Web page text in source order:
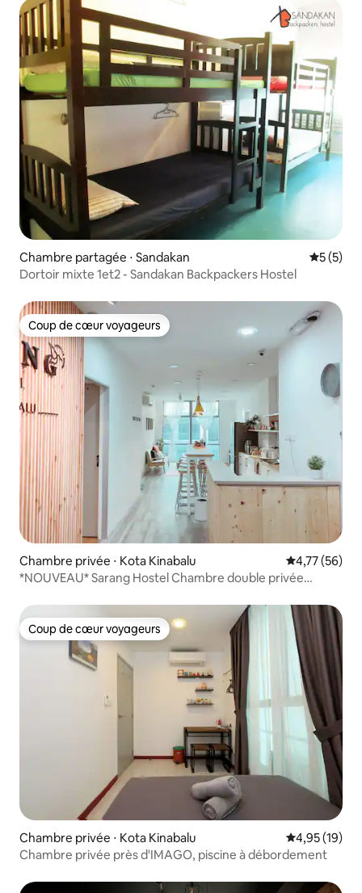
Chambre partagée ⋅ Sandakan
5 (5)
Dortoir mixte 1et2 - Sandakan Backpackers Hostel
Coup de cœur voyageurs
Coup de cœur voyageurs
Chambre privée ⋅ Kota Kinabalu Évaluation
4,77 (56)
*NOUVEAU* Sarang Hostel Chambre double privée
Coup de cœur voyageurs
Coup de cœur voyageurs
Chambre privée ⋅ Kota Kinabalu Évaluation
4,95 (19)
Chambre privée près d'IMAGO, piscine à débordement